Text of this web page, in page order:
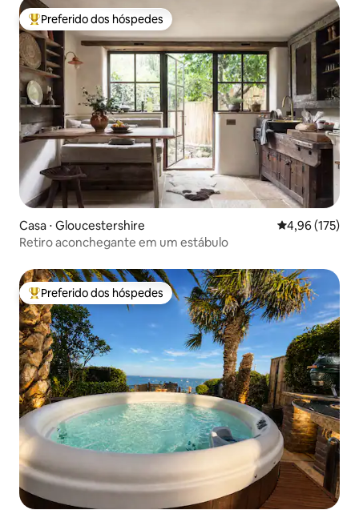
Entre os melhores preferidos dos hóspedes
Preferido dos hóspedes
Casa ⋅ Gloucestershire 4,96 de uma
4,96 (175)
Retiro aconchegante em um estábulo
Entre os melhores preferidos dos hóspedes
Preferido dos hóspedes